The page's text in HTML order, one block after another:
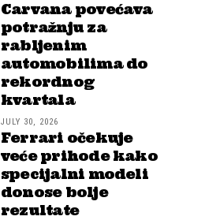
Carvana povećava
potražnju za
rabljenim
automobilima do
rekordnog
kvartala
JULY 30, 2026
Ferrari očekuje
veće prihode kako
specijalni modeli
donose bolje
rezultate